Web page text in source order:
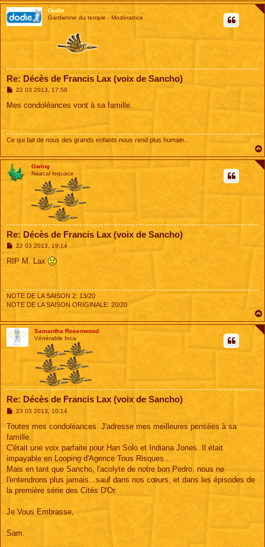
Dodie
Gardienne du temple - Modératrice
Re: Décès de Francis Lax (voix de Sancho)
M
s
22 03 2013, 17:58
Mes condoléances vont à sa famille.
Ce qui fait de nous des grands enfants nous rend plus humain...
Gwing
Naacal loquace
Re: Décès de Francis Lax (voix de Sancho)
M
s
22 03 2013, 19:14
RIP M. Lax
NOTE DE LA SAISON 2: 13/20
NOTE DE LA SAISON ORIGINALE: 20/20
Samantha Rosenwood
Vénérable Inca
Re: Décès de Francis Lax (voix de Sancho)
M
s
a
g
23 03 2013, 10:14
Toutes mes condoléances. J'adresse mes meilleures pensées à sa
famille.
C'était une voix parfaite pour Han Solo et Indiana Jones. Il était
impayable en Looping d'Agence Tous Risques...
Mais en tant que Sancho, l'acolyte de notre bon Pedro, nous ne
l'entendrons plus jamais...sauf dans nos cœurs, et dans les épisodes de
la première série des Cités D'Or.
Je Vous Embrasse,
Sam.